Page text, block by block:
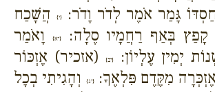
גָּמַר אֹמֶר לְדֹר וָדֹר: {י}
הֲשָׁכַח
קָפַץ בְּאַף רַחֲמָיו סֶלָה:{יא}
וָאֹמַר
יְמִין עֶלְיוֹן:
{יב}(אזכיר) אֶזְכּוֹר
מִקֶּדֶם פִּלְאֶךָ:{יג}
וְהָגִיתִי בְכָל